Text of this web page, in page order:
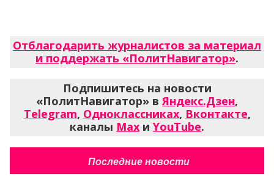
Отблагодарить журналистов за материал
и поддержать «ПолитНавигатор».
Подпишитесь на новости
«ПолитНавигатор» вЯндекс.Дзен,
Telegram, Одноклассниках, Вконтакте,
каналы Max и YouTube.
Последние новости